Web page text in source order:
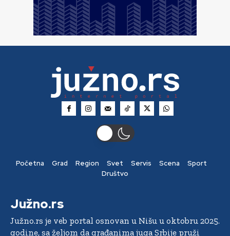
Početna Grad Region Svet Servis Scena
Sport
Društvo
Južno.rs
Južno.rs je veb portal osnovan u Nišu u oktobru 2025.
godine, sa željom da građanima juga Srbije pruži